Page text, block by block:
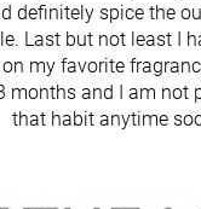
definitely spice the
Last but not least I
my favorite
months and I am not
that habit anytime